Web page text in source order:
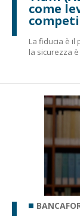
come
La fiducia è il
la sicurezza è